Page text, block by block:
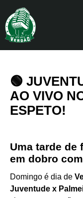
🟢
AO VIVO
ESPETO!
Uma tarde de
em dobro
Domingo é dia de
Juventude x